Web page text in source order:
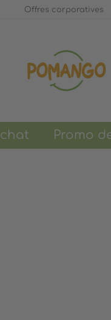
PasserOffres corporatives
Promo de la